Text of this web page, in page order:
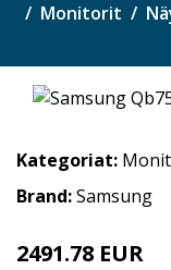
Monitorit
Kategoriat:
Brand:Samsung
2491.78 EUR